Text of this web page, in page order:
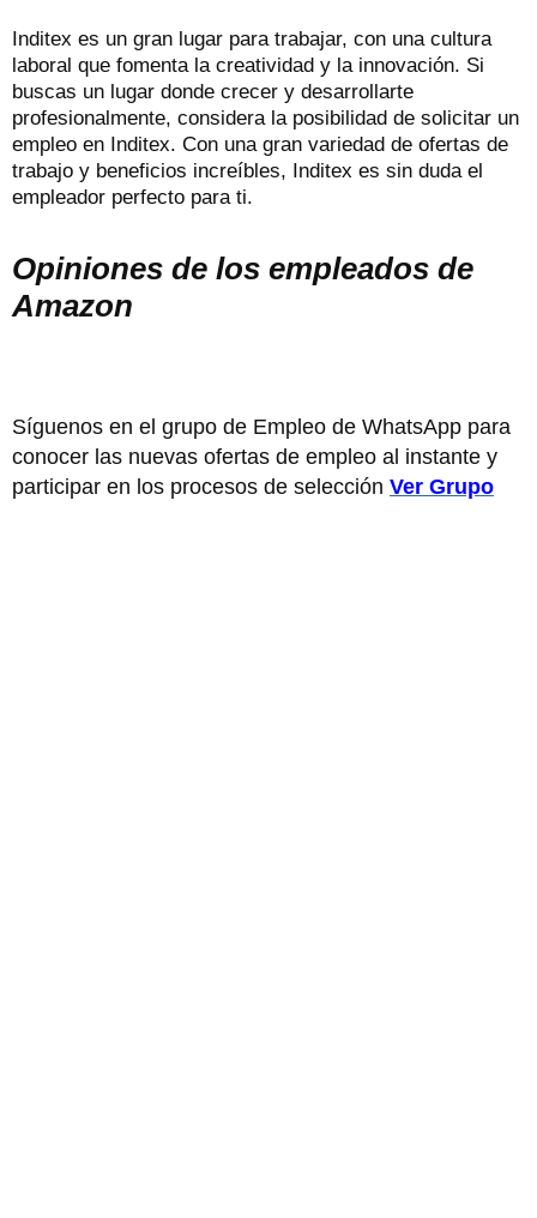
Inditex es un gran lugar para trabajar, con una cultura
laboral que fomenta la creatividad y la innovación. Si
buscas un lugar donde crecer y desarrollarte
profesionalmente, considera la posibilidad de solicitar un
empleo en Inditex. Con una gran variedad de ofertas de
trabajo y beneficios increíbles, Inditex es sin duda el
empleador perfecto para ti.
Opiniones de los empleados de
Amazon
Síguenos en el grupo de Empleo de WhatsApp para
conocer las nuevas ofertas de empleo al instante y
participar en los procesos de selección Ver Grupo